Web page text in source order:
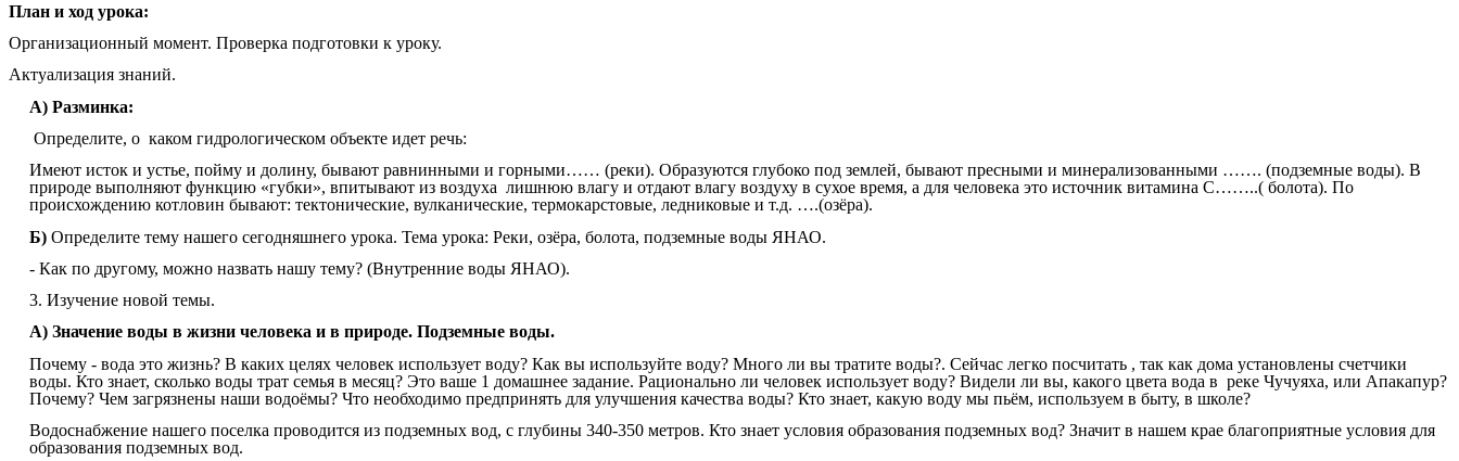
План и ход урока:
Организационный момент. Проверка подготовки к уроку.
Актуализация знаний.
А) Разминка:
Определите, о каком гидрологическом объекте идет речь:
Имеют исток и устье, пойму и долину, бывают равнинными и горными…… (реки). Образуются глубоко под землей, бывают пресными и минерализованными ……. (подземные воды). В
природе выполняют функцию «губки», впитывают из воздуха лишнюю влагу и отдают влагу воздуху в сухое время, а для человека это источник витамина С……..( болота). По
происхождению котловин бывают: тектонические, вулканические, термокарстовые, ледниковые и т.д. ….(озёра).
Б)Определите тему нашего сегодняшнего урока. Тема урока: Реки, озёра, болота, подземные воды ЯНАО.
- Как по другому, можно назвать нашу тему? (Внутренние воды ЯНАО).
3. Изучение новой темы.
А) Значение воды в жизни человека и в природе. Подземные воды.
Почему - вода это жизнь? В каких целях человек использует воду? Как вы используйте воду? Много ли вы тратите воды?. Сейчас легко посчитать , так как дома установлены счетчики
воды. Кто знает, сколько воды трат семья в месяц? Это ваше 1 домашнее задание. Рационально ли человек использует воду? Видели ли вы, какого цвета вода в реке Чучуяха, или Апакапур?
Почему? Чем загрязнены наши водоёмы? Что необходимо предпринять для улучшения качества воды? Кто знает, какую воду мы пьём, используем в быту, в школе?
Водоснабжение нашего поселка проводится из подземных вод, с глубины 340-350 метров. Кто знает условия образования подземных вод? Значит в нашем крае благоприятные условия для
образования подземных вод.